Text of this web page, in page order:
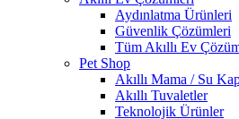
Aydınlatma Ürünleri
Güvenlik Çözümleri
Tüm Akıllı Ev
Pet Shop
Akıllı Mama / Su
Akıllı Tuvaletler
Teknolojik Ürünler